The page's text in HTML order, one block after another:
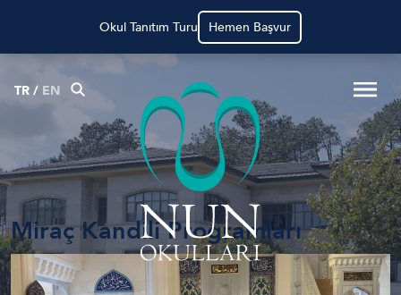
Okul Tanıtım Turu Hemen Başvur
TR/ EN
Anasayfa Haberler Miraç Kandili Programları
Miraç Kandili Programları